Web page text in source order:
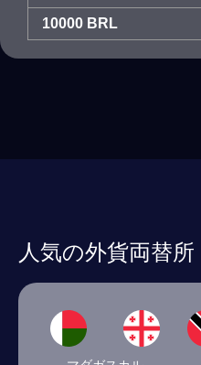
10000 BRL
人気の外貨両替所